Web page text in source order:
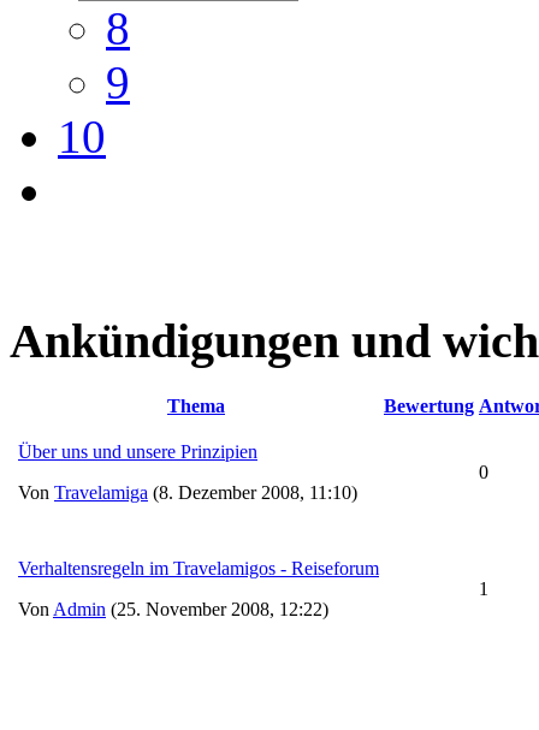
8
9
10
Ankündigungen und
Thema Bewertung
Über uns und unsere Prinzipien
Von Travelamiga (8. Dezember 2008, 11:10)
0
Verhaltensregeln im Travelamigos - Reiseforum
Von Admin (25. November 2008, 12:22)
1